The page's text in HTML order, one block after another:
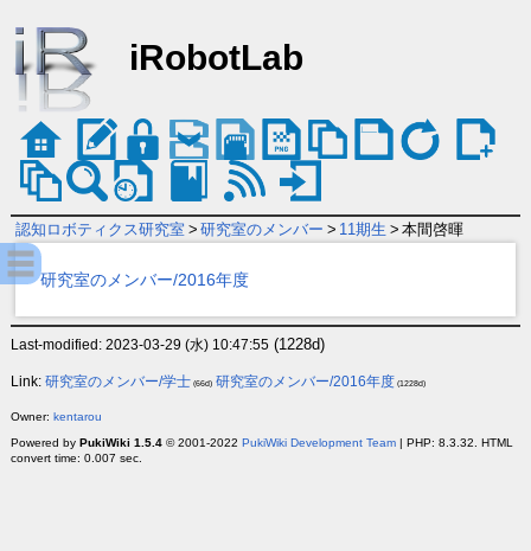
iRobotLab
認知ロボティクス研究室 > 研究室のメンバー > 11期生 > 本間啓暉
研究室のメンバー/2016年度
Last-modified: 2023-03-29 (水) 10:47:55(1228d)
Link: 研究室のメンバー/学士(66d) 研究室のメンバー/2016年度 (1228d)
Owner: kentarou
Powered by PukiWiki 1.5.4© 2001-2022 PukiWiki Development Team| PHP: 8.3.32. HTML
convert time: 0.007 sec.